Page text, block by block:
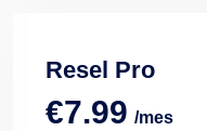
Resel Pro
€7.99 /mes